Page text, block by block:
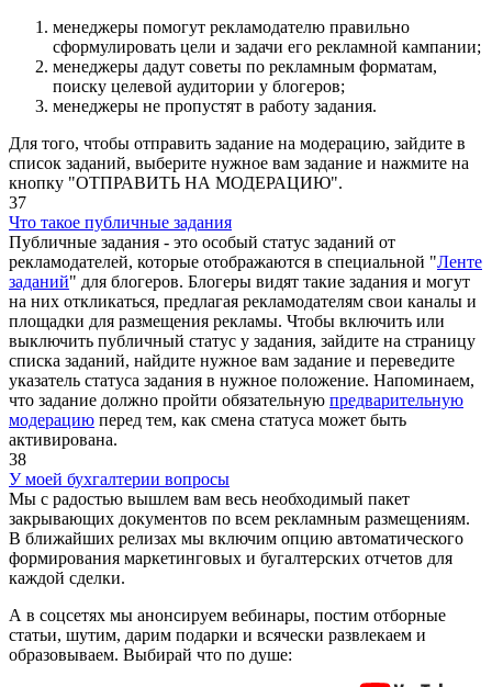
менеджеры помогут рекламодателю правильно
сформулировать цели и задачи его рекламной кампании;
менеджеры дадут советы по рекламным форматам,
поиску целевой аудитории у блогеров;
менеджеры не пропустят в работу задания.
Для того, чтобы отправить задание на модерацию, зайдите в
список заданий, выберите нужное вам задание и нажмите на
кнопку "ОТПРАВИТЬ НА МОДЕРАЦИЮ".
37
Что такое публичные задания
Публичные задания - это особый статус заданий от
рекламодателей, которые отображаются в специальной "Ленте
заданий" для блогеров. Блогеры видят такие задания и могут
на них откликаться, предлагая рекламодателям свои каналы и
площадки для размещения рекламы. Чтобы включить или
выключить публичный статус у задания, зайдите на страницу
списка заданий, найдите нужное вам задание и переведите
указатель статуса задания в нужное положение. Напоминаем,
что задание должно пройти обязательную предварительную
модерацию перед тем, как смена статуса может быть
активирована.
38
У моей бухгалтерии вопросы
Мы с радостью вышлем вам весь необходимый пакет
закрывающих документов по всем рекламным размещениям.
В ближайших релизах мы включим опцию автоматического
формирования маркетинговых и бугалтерских отчетов для
каждой сделки.
А в соцсетях мы анонсируем вебинары, постим отборные
статьи, шутим, дарим подарки и всячески развлекаем и
образовываем. Выбирай что по душе: